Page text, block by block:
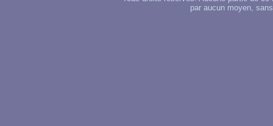
par aucun moyen,